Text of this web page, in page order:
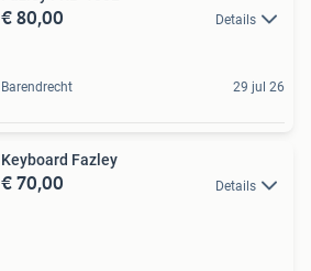
€ 80,00 Details
Barendrecht 29 jul 26
Keyboard Fazley
€ 70,00 Details